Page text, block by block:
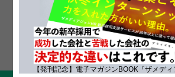
  
【発刊記念】電子マガジンBOOK『ザメデ